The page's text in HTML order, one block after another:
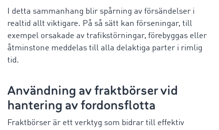
I detta sammanhang blir spårning av försändelser i
realtid allt viktigare. På så sätt kan förseningar, till
exempel orsakade av trafikstörningar, förebyggas eller
åtminstone meddelas till alla delaktiga parter i rimlig
tid.
Användning av fraktbörser vid
hantering av fordonsflotta
Fraktbörser är ett verktyg som bidrar till effektiv